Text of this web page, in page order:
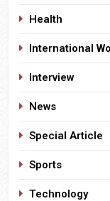
Health
International
Interview
News
Special Article
Sports
Technology